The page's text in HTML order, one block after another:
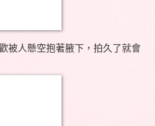
被人懸空抱著腋下，拍久了就會